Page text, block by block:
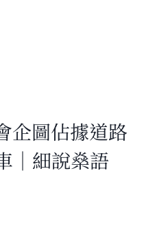
企圖佔據道路
｜細說燊語